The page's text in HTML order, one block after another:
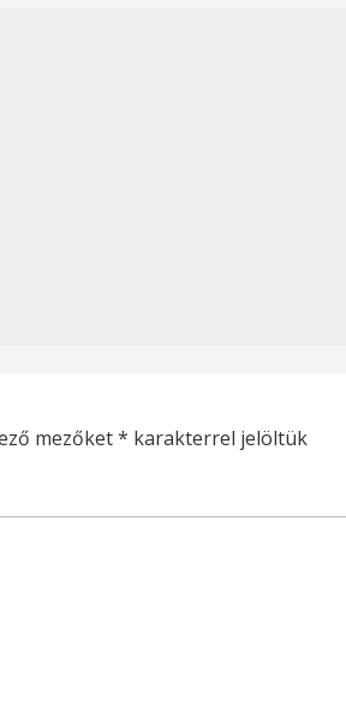
mezőket* karakterrel jelöltük